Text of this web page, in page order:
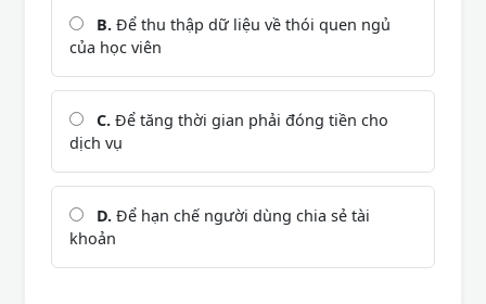
B. Để thu thập dữ liệu về thói quen ngủ
của học viên
C. Để tăng thời gian phải đóng tiền cho
dịch vụ
D. Để hạn chế người dùng chia sẻ tài
khoản